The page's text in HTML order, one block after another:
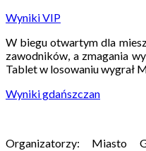
Wyniki VIP
W biegu otwartym dla
zawodników, a zmagania
Tablet w losowaniu wygrał
Wyniki gdańszczan
Organizatorzy: Miasto